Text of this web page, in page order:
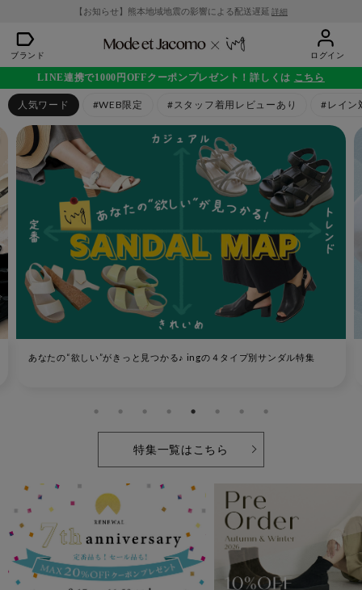
【お知らせ】熊本地域地震の影響による配送遅延 詳細
ブランド ログイン
LINE連携で1000円OFFクーポンプレゼント！詳しくは こちら
人気ワード #WEB限定 #スタッフ着用レビューあり #レイン
あなたの“欲しい”がきっと見つかる♪ ingの４タイプ別サンダル特集
特集一覧はこちら